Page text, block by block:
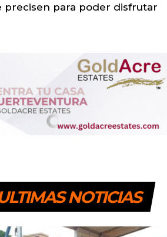
precisen para poder disfrutar
NOTICIAS